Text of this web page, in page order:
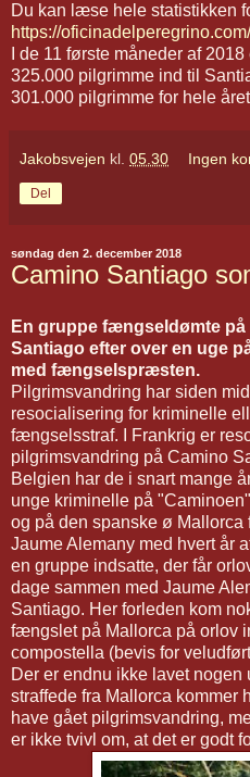
Du kan læse hele statistikken
https://
I de 11 første måneder af
325.000 pilgrimme ind til
301.000 pilgrimme for hele
Jakobsvejen kl. 05.30 Ingen
Del
søndag den 2. december 2018
Camino Santiago
En gruppe fængseldømte på
Santiago efter over en uge
med fængselspræsten.
Pilgrimsvandring har siden
resocialisering for kriminelle
fængselsstraf. I Frankrig er
pilgrimsvandring på Camino
Belgien har de i snart mange
unge kriminelle på
og på den spanske ø
Jaume Alemany med hvert år
en gruppe indsatte, der får
dage sammen med Jaume
Santiago. Her forleden kom
fængslet på Mallorca på orlov
compostella (bevis for
Der er endnu ikke lavet
straffede fra Mallorca kommer
have gået pilgrimsvandring,
er ikke tvivl om, at det er godt